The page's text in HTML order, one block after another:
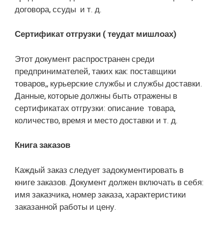
договора, ссуды и т. д.
Сертификат отгрузки ( теудат мишлоах)
Этот документ распространен среди
предпринимателей, таких как: поставщики
товаров,, курьерские службы и службы доставки.
Данные, которые должны быть отражены в
сертификатах отгрузки: описание товара,
количество, время и место доставки и т. д.
Книга заказов
Каждый заказ следует задокументировать в
книге заказов. Документ должен включать в себя:
имя заказчика, номер заказа, характеристики
заказанной работы и цену.